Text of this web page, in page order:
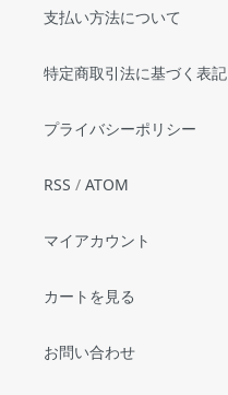
支払い方法について
特定商取引法に基づく表記
プライバシーポリシー
RSS / ATOM
マイアカウント
カートを見る
お問い合わせ